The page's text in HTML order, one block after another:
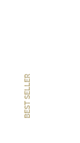
BEST SELLER